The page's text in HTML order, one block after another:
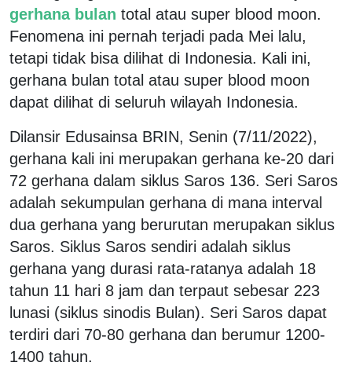
gerhana bulan total atau super blood moon.
Fenomena ini pernah terjadi pada Mei lalu,
tetapi tidak bisa dilihat di Indonesia. Kali ini,
gerhana bulan total atau super blood moon
dapat dilihat di seluruh wilayah Indonesia.
Dilansir Edusainsa BRIN, Senin (7/11/2022),
gerhana kali ini merupakan gerhana ke-20 dari
72 gerhana dalam siklus Saros 136. Seri Saros
adalah sekumpulan gerhana di mana interval
dua gerhana yang berurutan merupakan siklus
Saros. Siklus Saros sendiri adalah siklus
gerhana yang durasi rata-ratanya adalah 18
tahun 11 hari 8 jam dan terpaut sebesar 223
lunasi (siklus sinodis Bulan). Seri Saros dapat
terdiri dari 70-80 gerhana dan berumur 1200-
1400 tahun.